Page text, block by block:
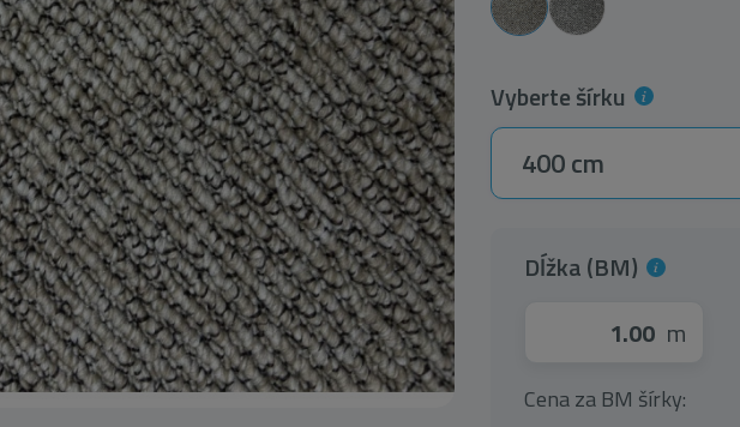
Vyberte šírku
400 cm
Dĺžka (BM)
m
Cena za BM šírky: